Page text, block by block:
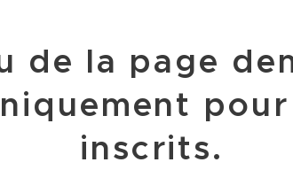
de la page
inscrits.